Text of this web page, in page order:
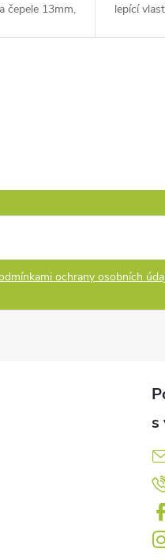
čepele 13mm,
lepící
ochrany osobních